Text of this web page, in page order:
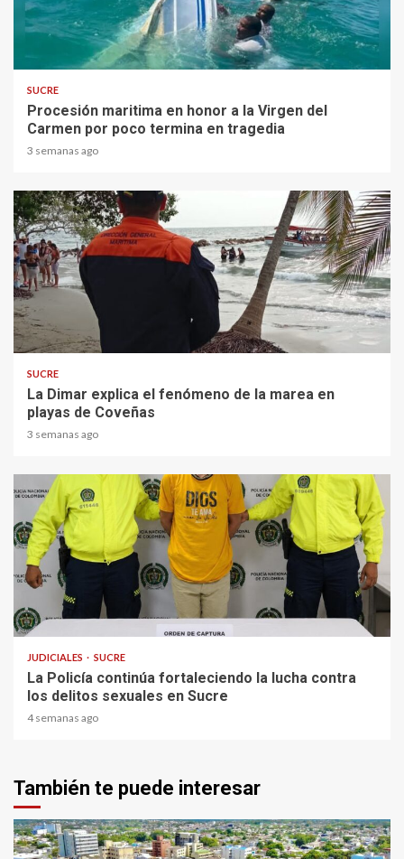
SUCRE
Procesión maritima en honor a la Virgen del
Carmen por poco termina en tragedia
3 semanas ago
2 min read
SUCRE
La Dimar explica el fenómeno de la marea en
playas de Coveñas
3 semanas ago
2 min read
JUDICIALES SUCRE
La Policía continúa fortaleciendo la lucha contra
los delitos sexuales en Sucre
4 semanas ago
También te puede interesar